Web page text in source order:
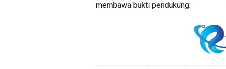
membawa bukti pendukung.